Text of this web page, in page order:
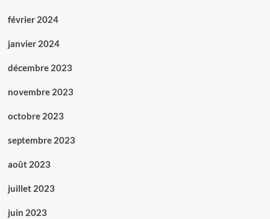
février 2024
janvier 2024
décembre 2023
novembre 2023
octobre 2023
septembre 2023
août 2023
juillet 2023
juin 2023